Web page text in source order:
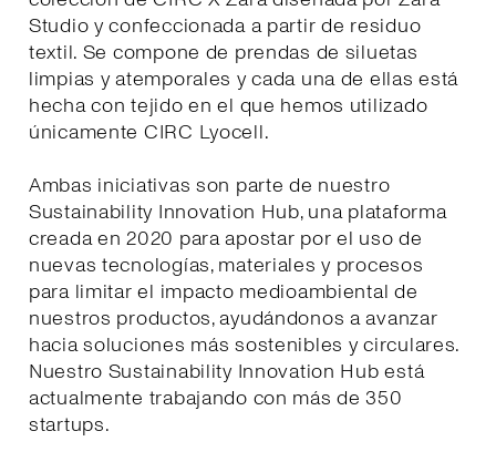
Studio y confeccionada a partir de residuo
textil. Se compone de prendas de siluetas
limpias y atemporales y cada una de ellas está
hecha con tejido en el que hemos utilizado
únicamente CIRC Lyocell.
Ambas iniciativas son parte de nuestro
Sustainability Innovation Hub, una plataforma
creada en 2020 para apostar por el uso de
nuevas tecnologías, materiales y procesos
para limitar el impacto medioambiental de
nuestros productos, ayudándonos a avanzar
hacia soluciones más sostenibles y circulares.
Nuestro Sustainability Innovation Hub está
actualmente trabajando con más de 350
startups.